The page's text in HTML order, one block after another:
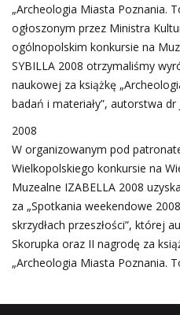
„Archeologia Miasta Poznania.
ogłoszonym przez Ministra
ogólnopolskim konkursie na
SYBILLA 2008 otrzymaliśmy
naukowej za książkę
badań i materiały”, autorstwa dr
2008
W organizowanym pod
Wielkopolskiego konkursie na
Muzealne IZABELLA 2008
za „Spotkania weekendowe
skrzydłach przeszłości”, której
Skorupka oraz II nagrodę za
„Archeologia Miasta Poznania.